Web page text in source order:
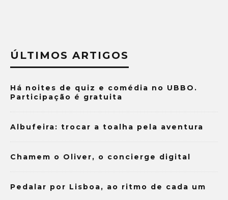
ÚLTIMOS ARTIGOS
Há noites de quiz e comédia no UBBO.
Participação é gratuita
Albufeira: trocar a toalha pela aventura
Chamem o Oliver, o concierge digital
Pedalar por Lisboa, ao ritmo de cada um